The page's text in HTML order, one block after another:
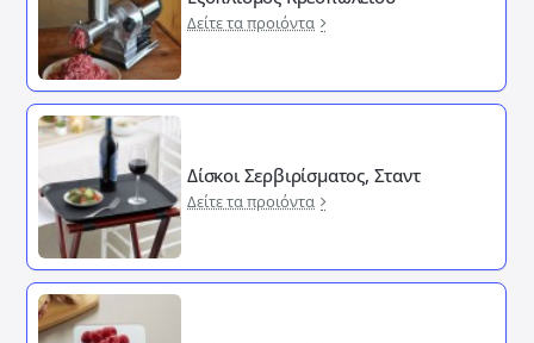
Δείτε τα προιόντα
Δίσκοι Σερβιρίσματος, Σταντ
Δείτε τα προιόντα